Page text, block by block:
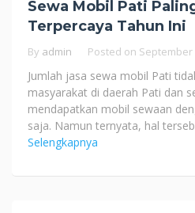
Sewa Mobil Pati
Terpercaya Tahun Ini
By admin Posted on September
Jumlah jasa sewa mobil Pati
masyarakat di daerah Pati dan
mendapatkan mobil sewaan
saja. Namun ternyata, hal
Selengkapnya